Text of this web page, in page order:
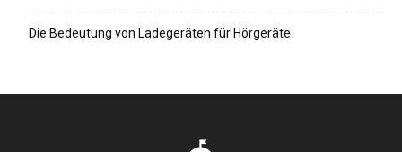
Die Bedeutung von Ladegeräten für Hörgeräte